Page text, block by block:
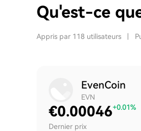
Qu'est-ce
Appris par 118 utilisateurs
EvenCoin
EVN
€0.00046+0.01%
Dernier prix